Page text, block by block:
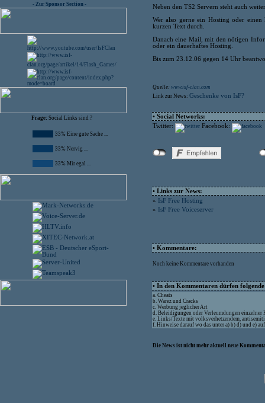
- Zur Sponsor Section -
Frage: Social Links sind ?
33% Eine gute Sache ...
33% Nervig ...
33% Mir egal ...
Neben den TS2 Servern steht auch
Wer also gerne ein Hosting oder einen
kurzen Text durch.
Danach eine Mail, mit den nötigen
oder ein dauerhaftes Hosting.
Bis zum 23.12.06 gegen 14 Uhr
Quelle: www.isf-clan.com
Link zur News: Geschenke von IsF?
• Social Networks:
Twitter:
Facebook:
• Links zur News:
»
IsF Free Hosting
»
IsF Free Voiceserver
• Kommentare:
Noch keine Kommentare vorhanden
• In den Kommentaren dürfen
a. Cheats
b. Warez und Cracks
c. Werbung jeglicher Art
d. Beleidigungen oder Verleumdungen einzelner
e. Links/Texte mit volksverhetzendem,
f. Hinweise darauf wo das unter a) b) d) und e)
Die News ist nicht mehr aktuell neue